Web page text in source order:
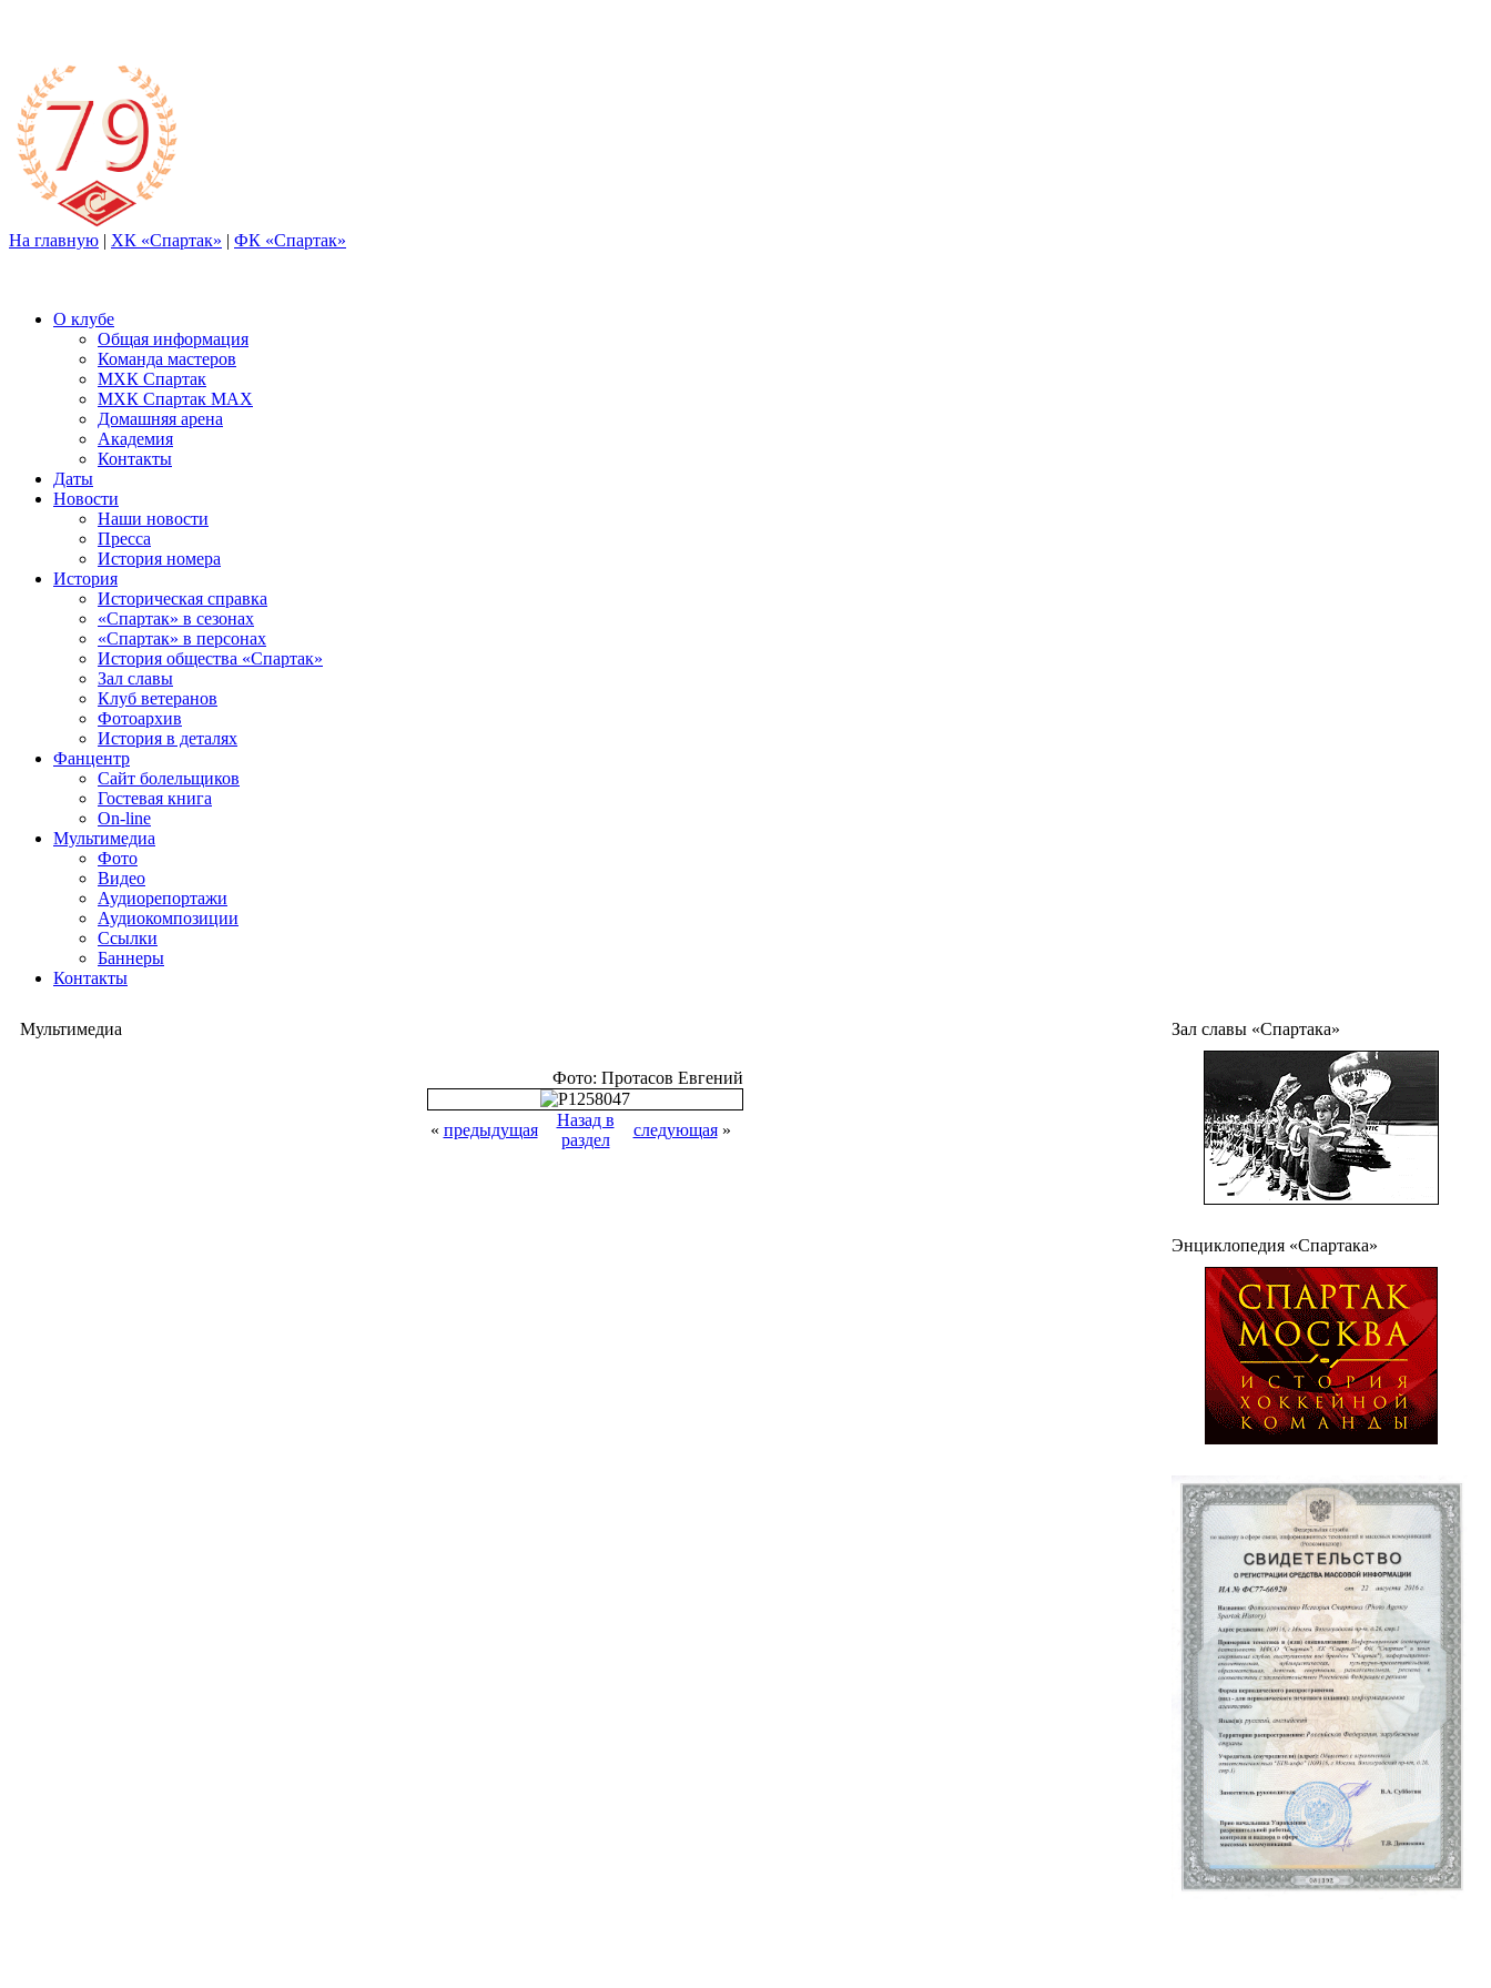
На главную | ХК «Спартак» | ФК «Спартак»
О клубе
Общая информация
Команда мастеров
МХК Спартак
МХК Спартак МАХ
Домашняя арена
Академия
Контакты
Даты
Новости
Наши новости
Пресса
История номера
История
Историческая справка
«Спартак» в сезонах
«Спартак» в персонах
История общества «Спартак»
Зал славы
Клуб ветеранов
Фотоархив
История в деталях
Фанцентр
Сайт болельщиков
Гостевая книга
On-line
Мультимедиа
Фото
Видео
Аудиорепортажи
Аудиокомпозиции
Ссылки
Баннеры
Контакты
Мультимедиа
Фото: Протасов Евгений
« предыдущая
Назад в
раздел
следующая»
Зал славы «Спартака»
Энциклопедия «Спартака»